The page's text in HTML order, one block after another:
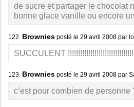
de sucre et partager le chocolat
bonne glace vanille ou encore
122. Brownies posté le 29 avril 2008 par
SUCCULENT
123. Brownies posté le 29 avril 2008 par
c’est pour combien de